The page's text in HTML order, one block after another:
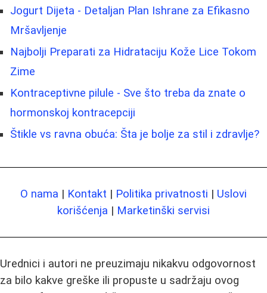
Jogurt Dijeta - Detaljan Plan Ishrane za Efikasno
Mršavljenje
Najbolji Preparati za Hidrataciju Kože Lice Tokom
Zime
Kontraceptivne pilule - Sve što treba da znate o
hormonskoj kontracepciji
Štikle vs ravna obuća: Šta je bolje za stil i zdravlje?
O nama | Kontakt | Politika privatnosti | Uslovi
korišćenja | Marketinški servisi
Urednici i autori ne preuzimaju nikakvu odgovornost
za bilo kakve greške ili propuste u sadržaju ovog